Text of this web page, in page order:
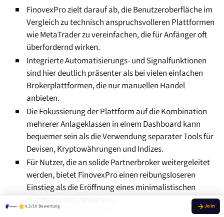
FinovexPro zielt darauf ab, die Benutzeroberfläche im
Vergleich zu technisch anspruchsvolleren Plattformen
wie MetaTrader zu vereinfachen, die für Anfänger oft
überfordernd wirken.
Integrierte Automatisierungs- und Signalfunktionen
sind hier deutlich präsenter als bei vielen einfachen
Brokerplattformen, die nur manuellen Handel
anbieten.
Die Fokussierung der Plattform auf die Kombination
mehrerer Anlageklassen in einem Dashboard kann
bequemer sein als die Verwendung separater Tools für
Devisen, Kryptowährungen und Indizes.
Für Nutzer, die an solide Partnerbroker weitergeleitet
werden, bietet FinovexPro einen reibungsloseren
Einstieg als die Eröffnung eines minimalistischen
8.5/10 Bewertung